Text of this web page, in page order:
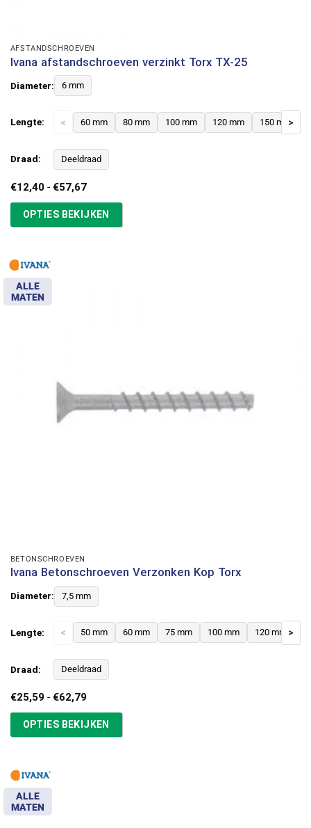
AFSTANDSCHROEVEN
Ivana afstandschroeven verzinkt Torx TX-25
Diameter: 6 mm
Lengte: < 60 mm 80 mm 100 mm 120 mm 150 mm>
Draad: Deeldraad
€12,40 - €57,67Prijsklasse:
€57,67
OPTIES BEKIJKEN
ALLE
MATEN
BETONSCHROEVEN
Ivana Betonschroeven Verzonken Kop Torx
Diameter: 7,5 mm
Lengte: < 50 mm 60 mm 75 mm 100 mm 120 mm >
Draad: Deeldraad
€25,59 - €62,79Prijsklasse:
tot
€62,79
OPTIES BEKIJKEN
ALLE
MATEN